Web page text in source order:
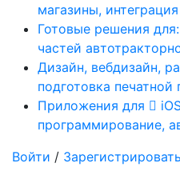
магазины,
Готовые решения
частей
Дизайн, вебдизайн,
подготовка печатной
Приложения для
программирование,
Войти /